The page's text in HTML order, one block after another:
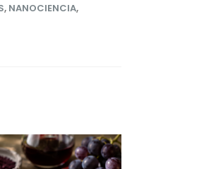
, NANOCIENCIA,